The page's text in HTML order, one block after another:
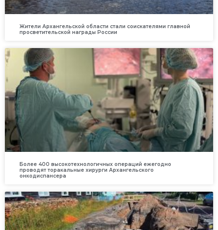
Жители Архангельской области стали соискателями главной
просветительской награды России
Более 400 высокотехнологичных операций ежегодно
проводят торакальные хирурги Архангельского
онкодиспансера